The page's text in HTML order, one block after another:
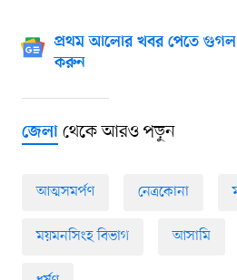
প্রথম আলোর খবর পেতে গুগল
করুন
জেলাথেকে আরও পড়ুন
আত্মসমর্পণ নেত্রকোনা
ময়মনসিংহ বিভাগ আসামি